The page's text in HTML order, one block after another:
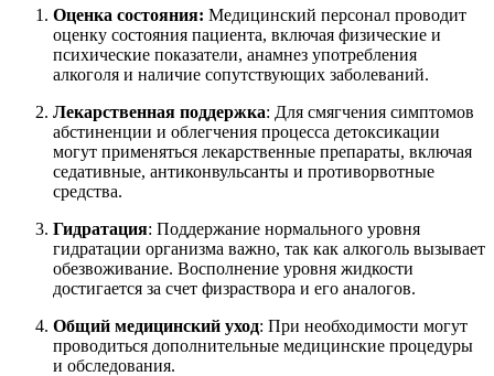
Оценка состояния: Медицинский персонал проводит
оценку состояния пациента, включая физические и
психические показатели, анамнез употребления
алкоголя и наличие сопутствующих заболеваний.
Лекарственная поддержка: Для смягчения симптомов
абстиненции и облегчения процесса детоксикации
могут применяться лекарственные препараты, включая
седативные, антиконвульсанты и противорвотные
средства.
Гидратация: Поддержание нормального уровня
гидратации организма важно, так как алкоголь вызывает
обезвоживание. Восполнение уровня жидкости
достигается за счет физраствора и его аналогов.
Общий медицинский уход: При необходимости могут
проводиться дополнительные медицинские процедуры
и обследования.